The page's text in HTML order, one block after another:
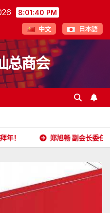
8:01:41 PM
中文 日本語
总商会
旭畅 副会长委任状 日本潮